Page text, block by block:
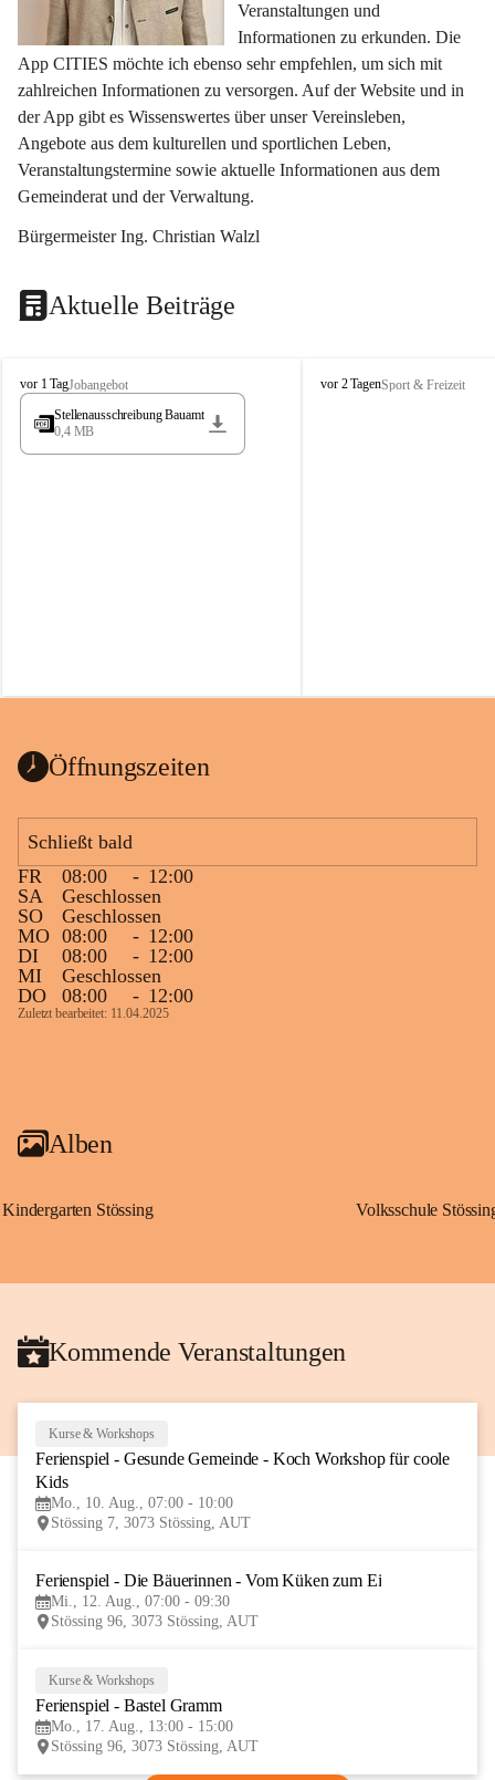
Veranstaltungen und
Informationen zu erkunden. Die
App CITIES möchte ich ebenso sehr empfehlen, um sich mit
zahlreichen Informationen zu versorgen. Auf der Website und in
der App gibt es Wissenswertes über unser Vereinsleben,
Angebote aus dem kulturellen und sportlichen Leben,
Veranstaltungstermine sowie aktuelle Informationen aus dem
Gemeinderat und der Verwaltung.
Bürgermeister Ing. Christian Walzl
Aktuelle Beiträge
S
t
s
vor 1 TagJobangebot
Stellenausschreibung Bauamt
0,4 MB
S
vor 2 TagenSport & Freizeit
Öffnungszeiten
Schließt bald
FR
08:00 - 12:00
SA
Geschlossen
SO
Geschlossen
MO 08:00 - 12:00
DI
08:00 - 12:00
MI
Geschlossen
DO
08:00 - 12:00
Zuletzt bearbeitet: 11.04.2025
Alben
Kindergarten Stössing Volksschule
Kommende Veranstaltungen
AUG
Kurse & Workshops
Ferienspiel - Gesunde Gemeinde - Koch Workshop für coole
Kids
Mo., 10. Aug., 07:00 - 10:00
Stössing 7, 3073 Stössing, AUT
Ferienspiel - Die Bäuerinnen - Vom Küken zum Ei
Mi., 12. Aug., 07:00 - 09:30
Stössing 96, 3073 Stössing, AUT
Kurse & Workshops
Ferienspiel - Bastel Gramm
Mo., 17. Aug., 13:00 - 15:00
Stössing 96, 3073 Stössing, AUT